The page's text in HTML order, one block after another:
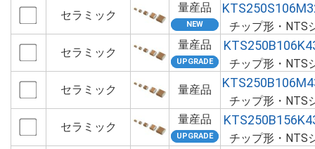
セラミック
量産品
チップ形・NTS
セラミック
量産品
チップ形・NTS
セラミック
量産品
チップ形・NTS
セラミック
量産品
チップ形・NTS